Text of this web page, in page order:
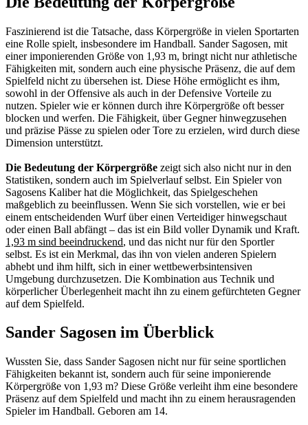
Faszinierend ist die Tatsache, dass Körpergröße in vielen Sportarten
eine Rolle spielt, insbesondere im Handball. Sander Sagosen, mit
einer imponierenden Größe von 1,93 m, bringt nicht nur athletische
Fähigkeiten mit, sondern auch eine physische Präsenz, die auf dem
Spielfeld nicht zu übersehen ist. Diese Höhe ermöglicht es ihm,
sowohl in der Offensive als auch in der Defensive Vorteile zu
nutzen. Spieler wie er können durch ihre Körpergröße oft besser
blocken und werfen. Die Fähigkeit, über Gegner hinwegzusehen
und präzise Pässe zu spielen oder Tore zu erzielen, wird durch diese
Dimension unterstützt.
Die Bedeutung der Körpergröße zeigt sich also nicht nur in den
Statistiken, sondern auch im Spielverlauf selbst. Ein Spieler von
Sagosens Kaliber hat die Möglichkeit, das Spielgeschehen
maßgeblich zu beeinflussen. Wenn Sie sich vorstellen, wie er bei
einem entscheidenden Wurf über einen Verteidiger hinwegschaut
oder einen Ball abfängt – das ist ein Bild voller Dynamik und Kraft.
1,93 m sind beeindruckend, und das nicht nur für den Sportler
selbst. Es ist ein Merkmal, das ihn von vielen anderen Spielern
abhebt und ihm hilft, sich in einer wettbewerbsintensiven
Umgebung durchzusetzen. Die Kombination aus Technik und
körperlicher Überlegenheit macht ihn zu einem gefürchteten Gegner
auf dem Spielfeld.
Sander Sagosen im Überblick
Wussten Sie, dass Sander Sagosen nicht nur für seine sportlichen
Fähigkeiten bekannt ist, sondern auch für seine imponierende
Körpergröße von 1,93 m? Diese Größe verleiht ihm eine besondere
Präsenz auf dem Spielfeld und macht ihn zu einem herausragenden
Spieler im Handball. Geboren am 14.